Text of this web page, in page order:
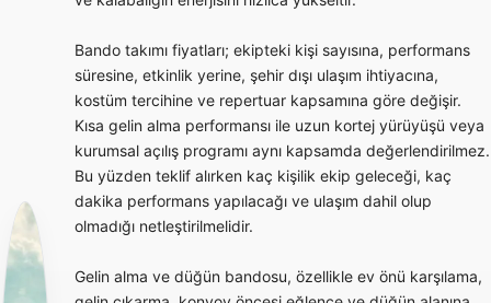
Bando takımı fiyatları; ekipteki kişi sayısına, performans
süresine, etkinlik yerine, şehir dışı ulaşım ihtiyacına,
kostüm tercihine ve repertuar kapsamına göre değişir.
Kısa gelin alma performansı ile uzun kortej yürüyüşü veya
kurumsal açılış programı aynı kapsamda değerlendirilmez.
Bu yüzden teklif alırken kaç kişilik ekip geleceği, kaç
dakika performans yapılacağı ve ulaşım dahil olup
olmadığı netleştirilmelidir.
Gelin alma ve düğün bandosu, özellikle ev önü karşılama,